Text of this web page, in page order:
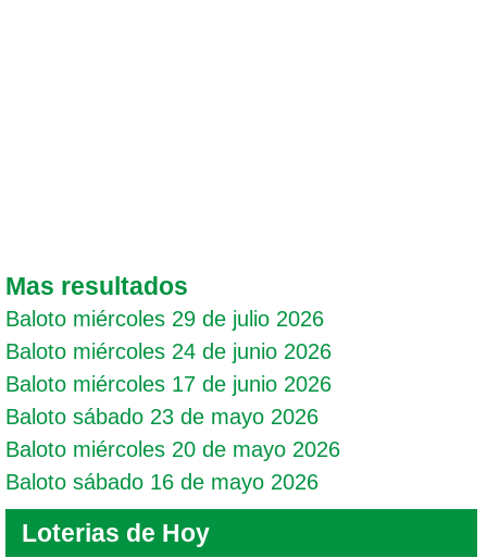
Mas resultados
Baloto miércoles 29 de julio 2026
Baloto miércoles 24 de junio 2026
Baloto miércoles 17 de junio 2026
Baloto sábado 23 de mayo 2026
Baloto miércoles 20 de mayo 2026
Baloto sábado 16 de mayo 2026
Loterias de Hoy